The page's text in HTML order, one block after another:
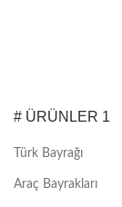
# ÜRÜNLER 1
Türk Bayrağı
Araç Bayrakları